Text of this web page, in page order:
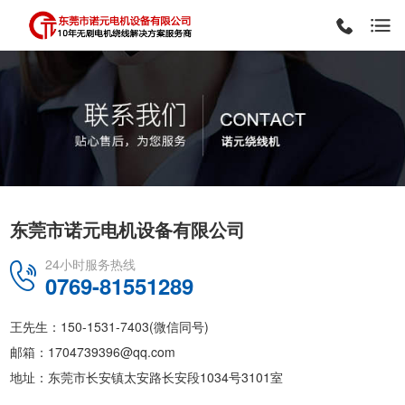
东莞市诺元电机设备有限公司
24小时服务热线
0769-81551289
王先生：150-1531-7403(微信同号)
邮箱：1704739396@qq.com
地址：东莞市长安镇太安路长安段1034号3101室